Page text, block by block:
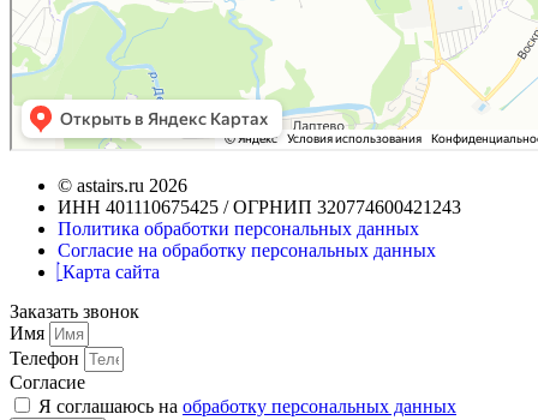
© astairs.ru 2026
ИНН 401110675425 / ОГРНИП 320774600421243
Политика обработки персональных данных
Согласие на обработку персональных данных
Карта сайта
Заказать звонок
Имя
Телефон
Согласие
Я соглашаюсь на обработку персональных данных